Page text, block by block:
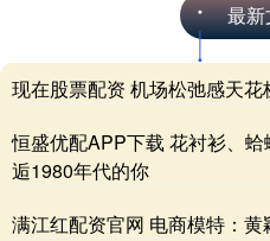
最
现在股票配资 机场松弛感天
恒盛优配APP下载 花衬衫、
逅1980年代的你
满江红配资官网 电商模特：黄